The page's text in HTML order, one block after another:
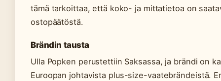
tämä tarkoittaa, että koko- ja mittatietoa on
ostopäätöstä.
Brändin tausta
Ulla Popken perustettiin Saksassa, ja brändi on
Euroopan johtavista plus-size-vaatebrändeistä.